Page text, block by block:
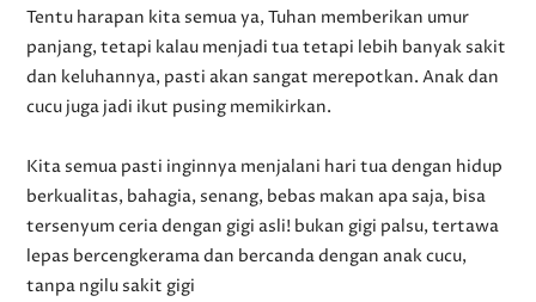
Tentu harapan kita semua ya, Tuhan memberikan umur
panjang, tetapi kalau menjadi tua tetapi lebih banyak sakit
dan keluhannya, pasti akan sangat merepotkan. Anak dan
cucu juga jadi ikut pusing memikirkan.
Kita semua pasti inginnya menjalani hari tua dengan hidup
berkualitas, bahagia, senang, bebas makan apa saja, bisa
tersenyum ceria dengan gigi asli! bukan gigi palsu, tertawa
lepas bercengkerama dan bercanda dengan anak cucu,
tanpa ngilu sakit gigi